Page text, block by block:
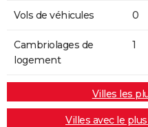
Vols de véhicules 0
Cambriolages de
logement
1
Villes les
Villes avec le